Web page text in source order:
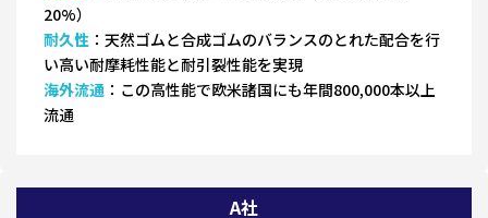
20%）
耐久性 ：天然ゴムと合成ゴムのバランスのとれた配合を行
い高い耐摩耗性能と耐引裂性能を実現
海外流通 ：この高性能で欧米諸国にも年間800,000本以上
流通
A社